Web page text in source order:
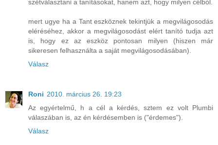
szétválasztani a tanításokat, hanem azt, hogy milyen célból.
mert ugye ha a Tant eszköznek tekintjük a megvilágosodás
eléréséhez, akkor a megvilágosodást elért tanító tudja azt
is, hogy ez az eszköz pontosan milyen (hiszen már
sikeresen felhasználta a saját megvilágosodásában).
Válasz
Roni 2010. március 26. 19:23
Az egyértelmű, h a cél a kérdés, sztem ez volt Plumbi
válaszában is, az én kérdésemben is ("érdemes").
Válasz